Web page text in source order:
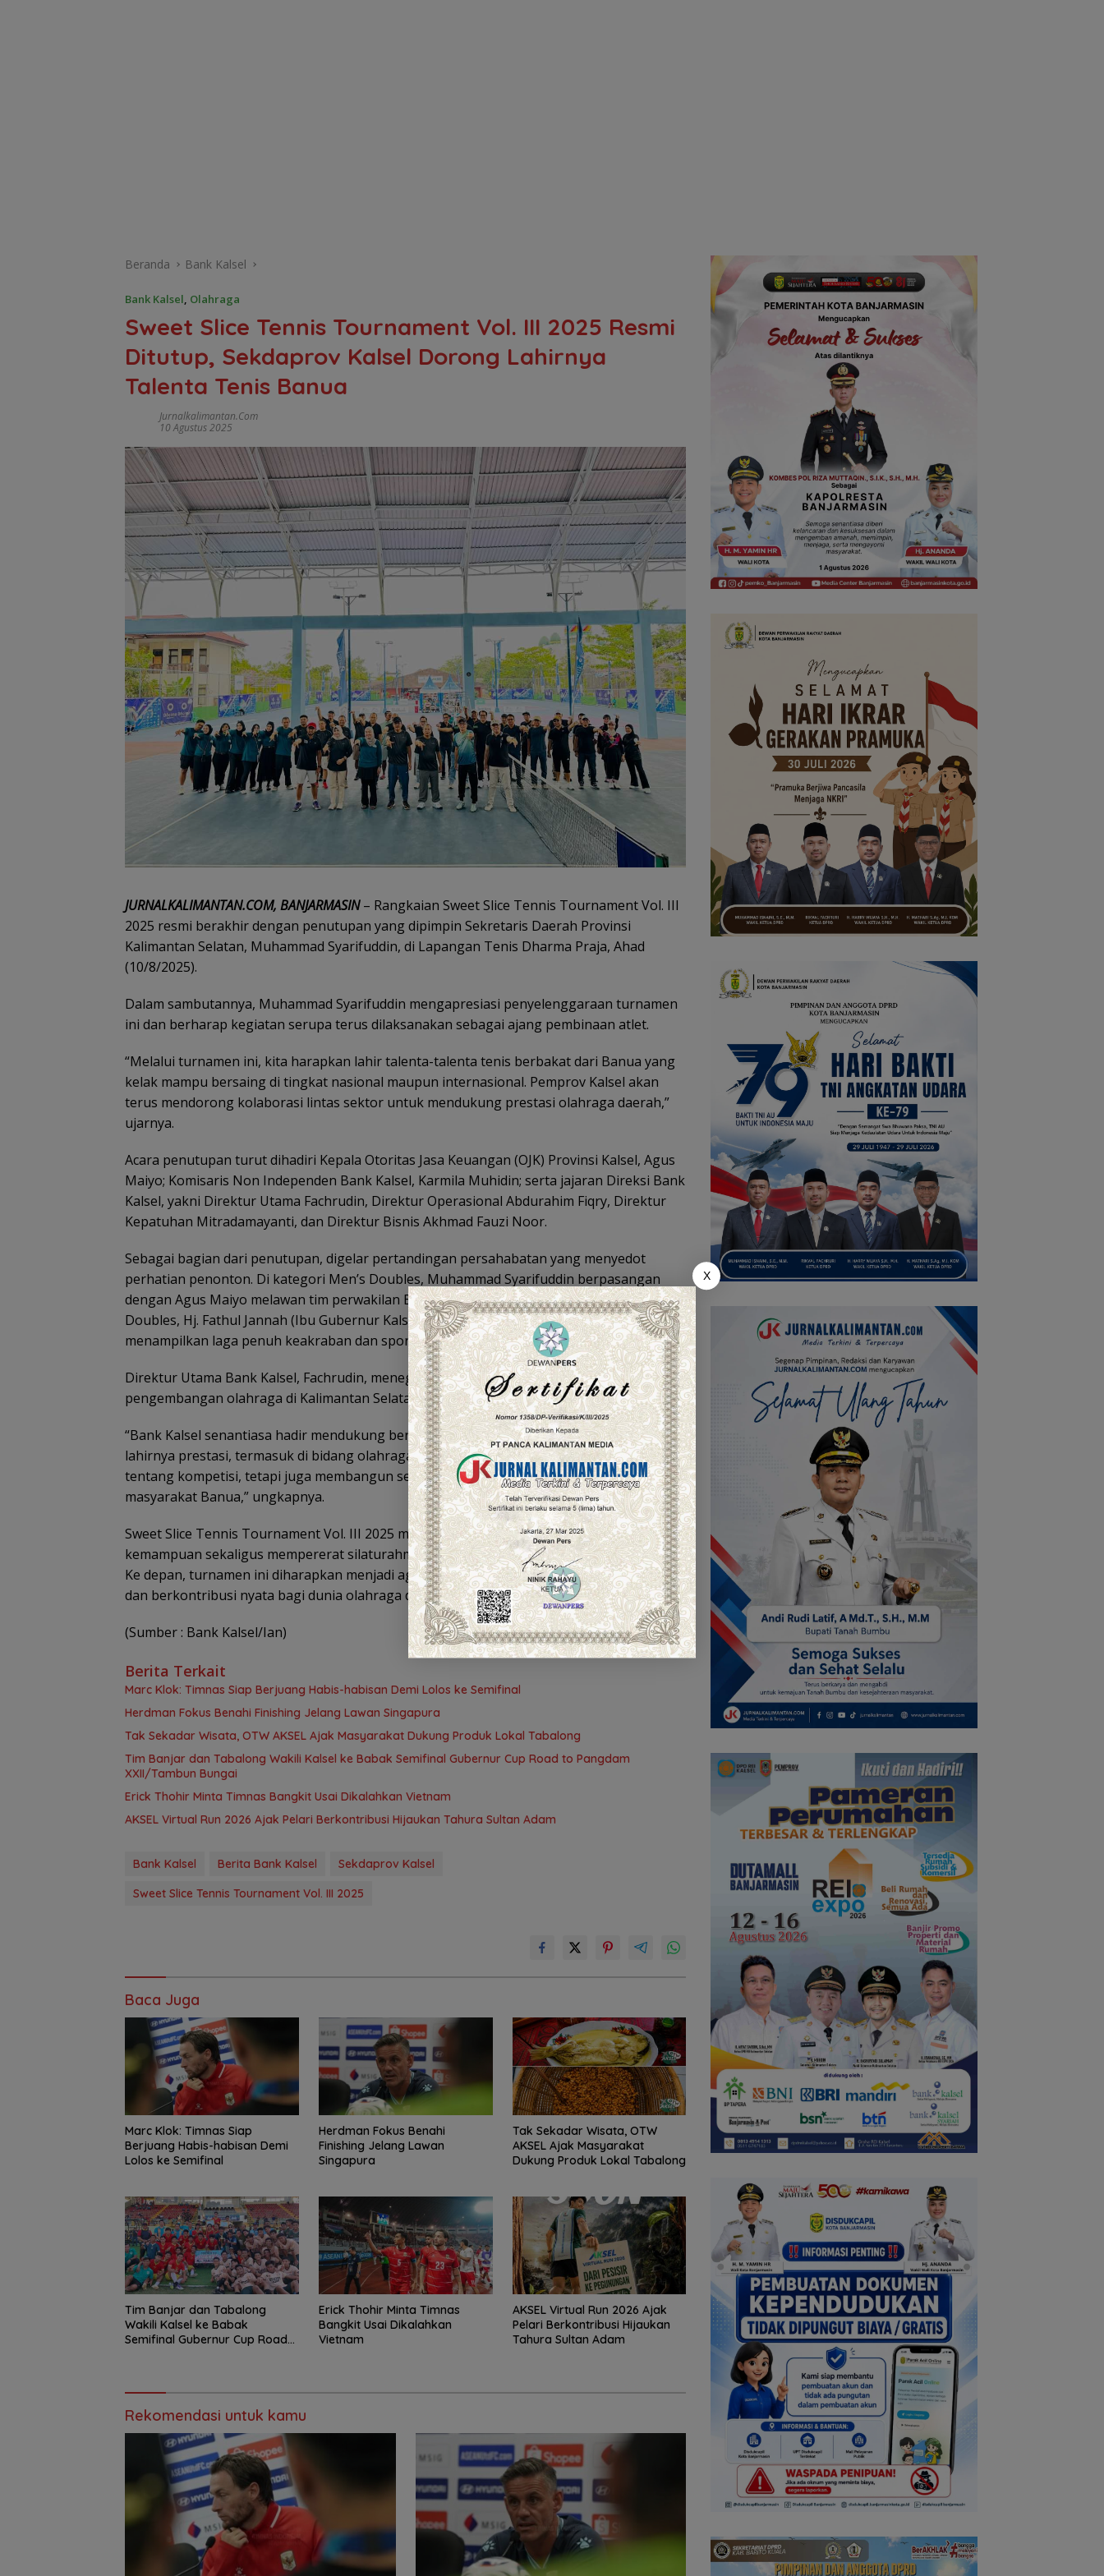
Beranda Bank Kalsel
Bank Kalsel, Olahraga
Sweet Slice Tennis Tournament Vol. III 2025 Resmi
Ditutup, Sekdaprov Kalsel Dorong Lahirnya
Talenta Tenis Banua
Jurnalkalimantan.com
10 Agustus 2025
JURNALKALIMANTAN.COM, BANJARMASIN– Rangkaian Sweet Slice Tennis Tournament Vol. III
2025 resmi berakhir dengan penutupan yang dipimpin Sekretaris Daerah Provinsi
Kalimantan Selatan, Muhammad Syarifuddin, di Lapangan Tenis Dharma Praja, Ahad
(10/8/2025).
Dalam sambutannya, Muhammad Syarifuddin mengapresiasi penyelenggaraan turnamen
ini dan berharap kegiatan serupa terus dilaksanakan sebagai ajang pembinaan atlet.
“Melalui turnamen ini, kita harapkan lahir talenta-talenta tenis berbakat dari Banua yang
kelak mampu bersaing di tingkat nasional maupun internasional. Pemprov Kalsel akan
terus mendorong kolaborasi lintas sektor untuk mendukung prestasi olahraga daerah,”
ujarnya.
Acara penutupan turut dihadiri Kepala Otoritas Jasa Keuangan (OJK) Provinsi Kalsel, Agus
Maiyo; Komisaris Non Independen Bank Kalsel, Karmila Muhidin; serta jajaran Direksi Bank
Kalsel, yakni Direktur Utama Fachrudin, Direktur Operasional Abdurahim Fiqry, Direktur
Kepatuhan Mitradamayanti, dan Direktur Bisnis Akhmad Fauzi Noor.
Sebagai bagian dari penutupan, digelar pertandingan persahabatan yang menyedot
perhatian penonton. Di kategori Men’s Doubles, Muhammad Syarifuddin berpasangan
dengan Agus Maiyo melawan tim perwakilan Bank Kalsel. Sementara di kategori Women’s
Doubles, Hj. Fathul Jannah (Ibu Gubernur Kalsel) bertanding melawan Hj. Karmila Muhidin,
menampilkan laga penuh keakraban dan sportivitas.
Direktur Utama Bank Kalsel, Fachrudin, menegaskan komitmen Bank Kalsel terhadap
pengembangan olahraga di Kalimantan Selatan.
“Bank Kalsel senantiasa hadir mendukung berbagai kegiatan positif yang mendorong
lahirnya prestasi, termasuk di bidang olahraga. Kami percaya olahraga bukan hanya
tentang kompetisi, tetapi juga membangun semangat, kesehatan, dan kebersamaan
masyarakat Banua,” ungkapnya.
Sweet Slice Tennis Tournament Vol. III 2025 menjadi ajang bagi petenis untuk unjuk
kemampuan sekaligus mempererat silaturahmi antarpecinta tenis di Kalimantan Selatan.
Ke depan, turnamen ini diharapkan menjadi agenda rutin yang semakin besar gaungnya
dan berkontribusi nyata bagi dunia olahraga daerah.
(Sumber : Bank Kalsel/Ian)
Berita Terkait
Marc Klok: Timnas Siap Berjuang Habis-habisan Demi Lolos ke Semifinal
Herdman Fokus Benahi Finishing Jelang Lawan Singapura
Tak Sekadar Wisata, OTW AKSEL Ajak Masyarakat Dukung Produk Lokal Tabalong
Tim Banjar dan Tabalong Wakili Kalsel ke Babak Semifinal Gubernur Cup Road to Pangdam
XXII/Tambun Bungai
Erick Thohir Minta Timnas Bangkit Usai Dikalahkan Vietnam
AKSEL Virtual Run 2026 Ajak Pelari Berkontribusi Hijaukan Tahura Sultan Adam
Bank Kalsel Berita Bank Kalsel
Sekdaprov Kalsel
Sweet Slice Tennis Tournament Vol. III 2025
Baca Juga
Marc Klok: Timnas Siap
Berjuang Habis-habisan Demi
Lolos ke Semifinal
Herdman Fokus Benahi
Finishing Jelang Lawan
Singapura
Tak Sekadar Wisata, OTW
AKSEL Ajak Masyarakat
Dukung Produk Lokal Tabalong
Tim Banjar dan Tabalong
Wakili Kalsel ke Babak
Semifinal Gubernur Cup Road
Erick Thohir Minta Timnas
Bangkit Usai Dikalahkan
Vietnam
AKSEL Virtual Run 2026 Ajak
Pelari Berkontribusi Hijaukan
Tahura Sultan Adam
Rekomendasi untuk kamu
X